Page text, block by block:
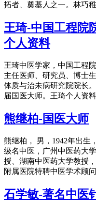
拓者、奠基人之一。林巧稚
王琦-中国工程院
个人资料
王琦中医学家，中国工程
主任医师、研究员、博士
体质与治未病研究院院长
届国医大师。王琦个人资
熊继柏-国医大师
熊继柏， 男，1942年出生
级名中医，广州中医药大
授、湖南中医药大学教授
附属医院特聘中医学术顾
石学敏-著名中医